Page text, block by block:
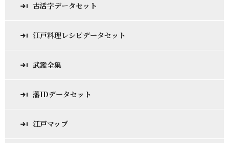
古活字データセット
江戸料理レシピデータセット
武鑑全集
藩IDデータセット
江戸マップ